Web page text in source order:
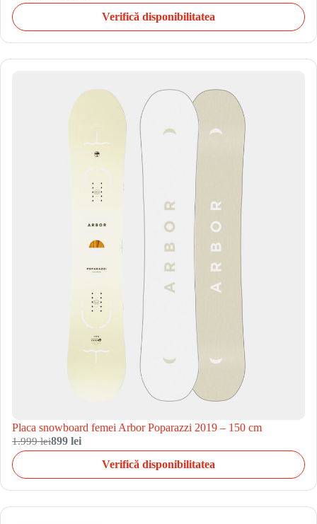
Verifică disponibilitatea
Placa snowboard femei Arbor Poparazzi 2019 – 150 cm
1.999 lei899 lei
Verifică disponibilitatea